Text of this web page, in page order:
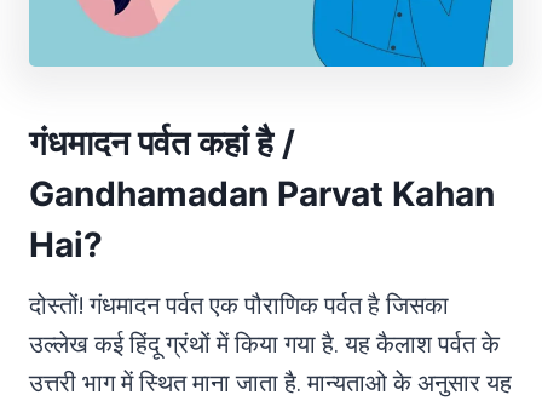
गंधमादन पर्वत कहां है /
Gandhamadan Parvat Kahan
Hai?
दोस्तों! गंधमादन पर्वत एक पौराणिक पर्वत है जिसका
उल्लेख कई हिंदू ग्रंथों में किया गया है. यह कैलाश पर्वत के
उत्तरी भाग में स्थित माना जाता है. मान्यताओ के अनुसार यह